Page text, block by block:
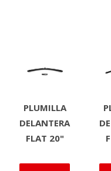
PLUMILLA
DELANTERA
FLAT 20"